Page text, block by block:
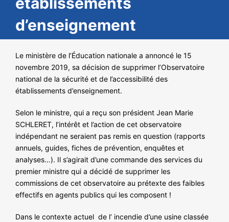
NOS ACTIONS
d’enseignement
Le ministère de l’Éducation nationale a annoncé le 15
novembre 2019, sa décision de supprimer l’Observatoire
national de la sécurité et de l’accessibilité des
établissements d’enseignement.
Selon le ministre, qui a reçu son président Jean Marie
SCHLERET, l’intérêt et l’action de cet observatoire
indépendant ne seraient pas remis en question (rapports
annuels, guides, fiches de prévention, enquêtes et
analyses…). Il s’agirait d’une commande des services du
premier ministre qui a décidé de supprimer les
commissions de cet observatoire au prétexte des faibles
effectifs en agents publics qui les composent !
Dans le contexte actuel de l’ incendie d’une usine classée